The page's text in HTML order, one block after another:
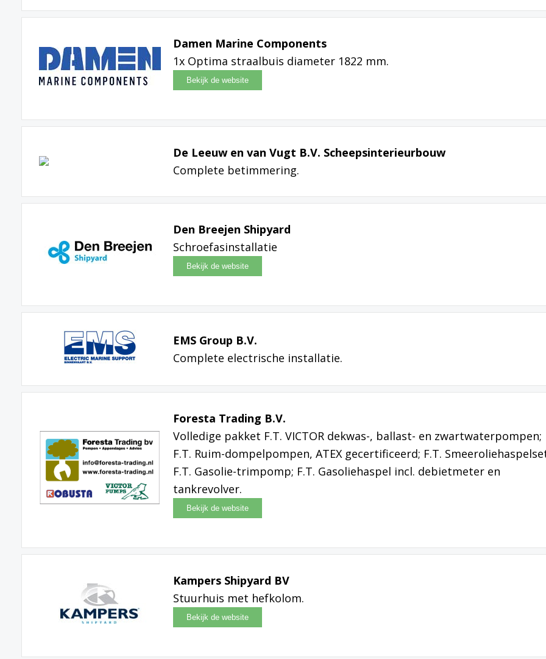
Damen Marine Components
1x Optima straalbuis diameter 1822 mm.
De Leeuw en van Vugt B.V. Scheepsinterieurbouw
Complete betimmering.
Den Breejen Shipyard
Schroefasinstallatie
EMS Group B.V.
Complete electrische installatie.
Foresta Trading B.V.
Volledige pakket F.T. VICTOR dekwas-, ballast- en zwartwaterpompen;
F.T. Ruim-dompelpompen, ATEX gecertificeerd; F.T.
F.T. Gasolie-trimpomp; F.T. Gasoliehaspel incl. debietmeter en
tankrevolver.
Kampers Shipyard BV
Stuurhuis met hefkolom.